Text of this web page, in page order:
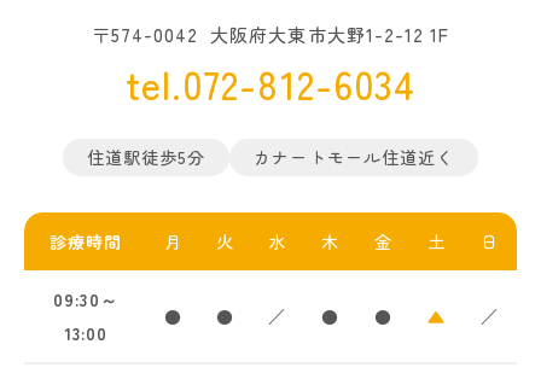
〒574-0042 大阪府大東市大野1-2-12 1F
tel.072-812-6034
住道駅徒歩5分 カナートモール住道近く
診療時間 月 火 水 木 金 土 日
09:30～
13:00
● ● ／ ● ● ▲ ／